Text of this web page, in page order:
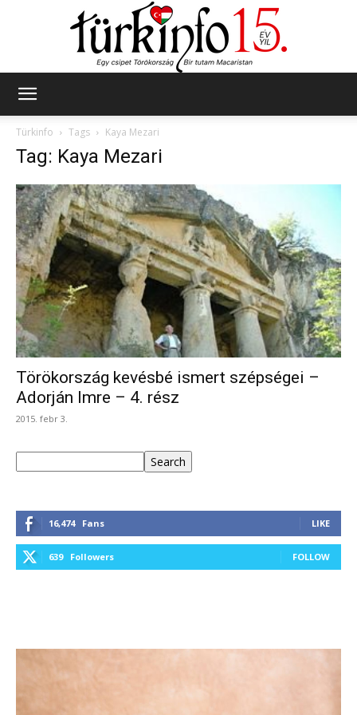
Türkinfo
Tags Kaya Mezari
Tag: Kaya Mezari
Törökország kevésbé ismert szépségei –
Adorján Imre – 4. rész
2015. febr 3.
Search
16,474 Fans LIKE
639 Followers FOLLOW